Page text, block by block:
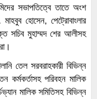
সভাপতিত্বে তাতে অংশ
হোসেন, পেট্রোবাংলার
সচিব মুহাম্মদ শের আলীসহ
তেল সরবরাহকারী বিভিন্ন
কর্মকর্তাসহ পরিবহন মালিক
মালিক সমিতিসহ বিভিন্ন